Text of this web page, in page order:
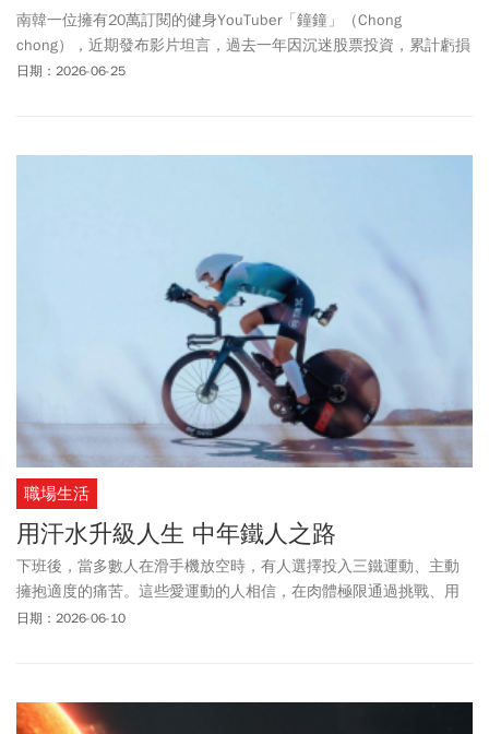
南韓一位擁有20萬訂閱的健身YouTuber「鐘鐘」（Chong
chong），近期發布影片坦言，過去一年因沉迷股票投資，累計虧損
達7億韓元（約新台幣1400萬元）。鐘鐘不僅賠光多年積蓄，甚至一
日期：2026-06-25
職場生活
用汗水升級人生 中年鐵人之路
下班後，當多數人在滑手機放空時，有人選擇投入三鐵運動、主動
擁抱適度的痛苦。這些愛運動的人相信，在肉體極限通過挑戰、用
汗水升級人生後，現實生活遇到的困境，也都將只是微不足道的雜
日期：2026-06-10